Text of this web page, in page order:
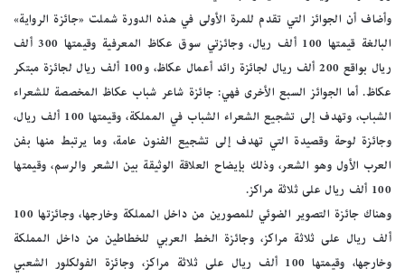
وأضاف أن الجوائز التي تقدم للمرة الأولى في هذه الدورة شملت «جائزة الرواية»
البالغة قيمتها 100 ألف ريال، وجائزتي سوق عكاظ المعرفية وقيمتها 300 ألف
ريال بواقع 200 ألف ريال لجائزة رائد أعمال عكاظ، و100 ألف ريال لجائزة مبتكر
عكاظ. أما الجوائز السبع الأخرى فهي: جائزة شاعر شباب عكاظ المخصصة للشعراء
الشباب، وتهدف إلى تشجيع الشعراء الشباب في المملكة، وقيمتها 100 ألف ريال،
وجائزة لوحة وقصيدة التي تهدف إلى تشجيع الفنون عامة، وما يرتبط منها بفن
العرب الأول وهو الشعر، وذلك بإيضاح العلاقة الوثيقة بين الشعر والرسم، وقيمتها
100 ألف ريال على ثلاثة مراكز.
وهناك جائزة التصوير الضوئي للمصورين من داخل المملكة وخارجها، وجائزتها 100
ألف ريال على ثلاثة مراكز، وجائزة الخط العربي للخطاطين من داخل المملكة
وخارجها، وقيمتها 100 ألف ريال على ثلاثة مراكز، وجائزة الفولكلور الشعبي